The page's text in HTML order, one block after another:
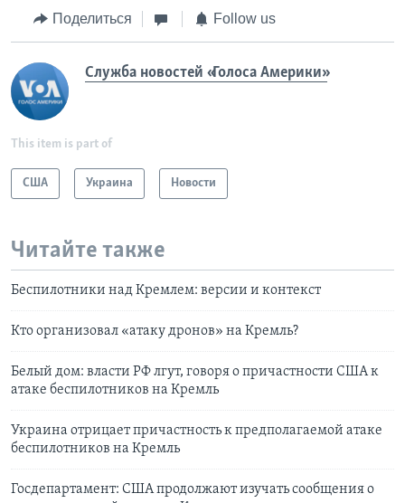
Поделиться Follow us
Служба новостей «Голоса Америки»
This item is part of
США Украина Новости
Читайте также
Беспилотники над Кремлем: версии и контекст
Кто организовал «атаку дронов» на Кремль?
Белый дом: власти РФ лгут, говоря о причастности США к
атаке беспилотников на Кремль
Украина отрицает причастность к предполагаемой атаке
беспилотников на Кремль
Госдепартамент: США продолжают изучать сообщения о